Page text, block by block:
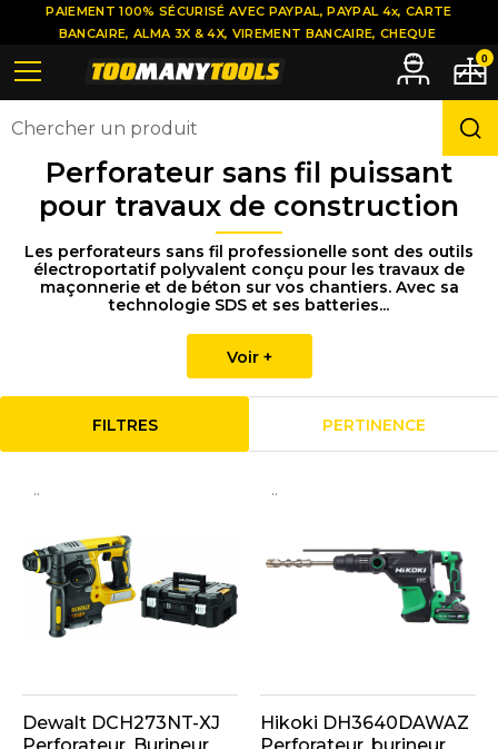
Perforateur sans fil puissant
pour travaux de construction
Les perforateurs sans fil professionelle sont des outils
électroportatif polyvalent conçu pour les travaux de
maçonnerie et de béton sur vos chantiers. Avec sa
technologie SDS et ses batteries...
Voir +
FILTRES PERTINENCE
..
Dewalt DCH273NT-XJ
..
Hikoki DH3640DAWAZ
PAIEMENT 100% SÉCURISÉ AVEC PAYPAL, PAYPAL 4x, CARTE
BANCAIRE, ALMA 3X & 4X, VIREMENT BANCAIRE, CHEQUE
0